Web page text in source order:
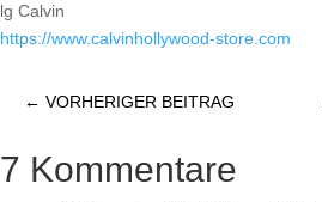
lg Calvin
https://​www.calvinhollywood-store.com
← VORHERIGER BEITRAG
7 Kommentare